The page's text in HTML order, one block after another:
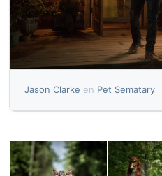
Jason Clarke en Pet Sematary